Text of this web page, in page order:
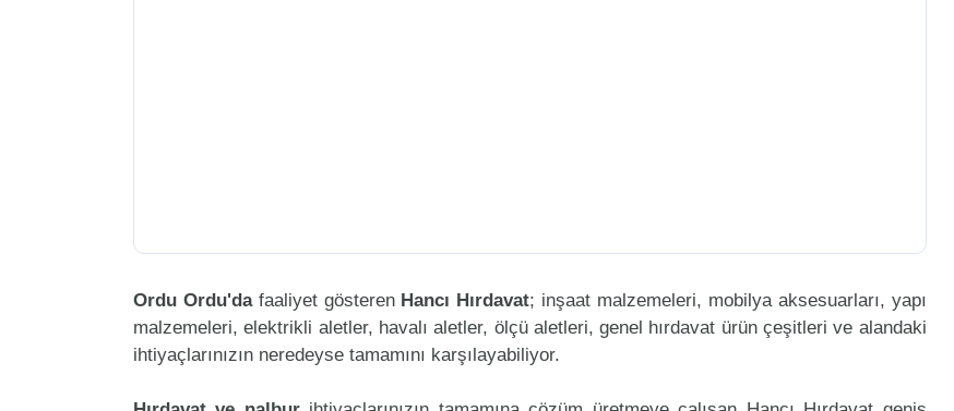
Ordu Ordu'dafaaliyet gösteren Hancı Hırdavat; inşaat malzemeleri, mobilya aksesuarları, yapı
malzemeleri, elektrikli aletler, havalı aletler, ölçü aletleri, genel hırdavat ürün çeşitleri ve alandaki
ihtiyaçlarınızın neredeyse tamamını karşılayabiliyor.